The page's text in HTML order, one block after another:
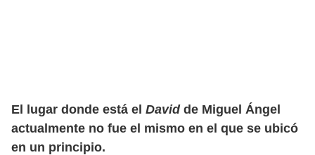
El lugar donde está el David de Miguel Ángel
actualmente no fue el mismo en el que se ubicó
en un principio.